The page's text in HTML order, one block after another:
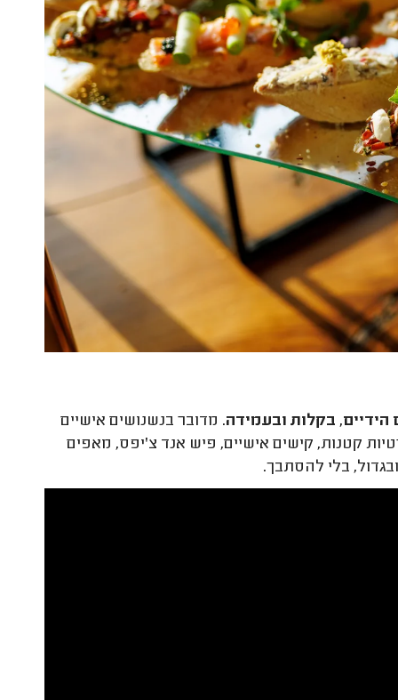
בקלות ובעמידה. מדובר בנשנושים אישיים
קטנות, קישים אישיים, פיש אנד צ'יפס, מאפים
בלי להסתבך.